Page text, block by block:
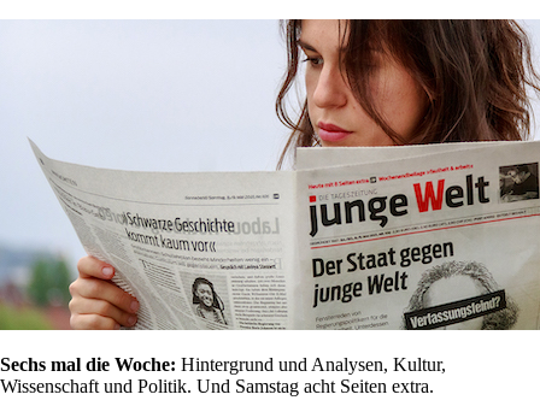
Sechs mal die Woche: Hintergrund und Analysen, Kultur,
Wissenschaft und Politik. Und Samstag acht Seiten extra.